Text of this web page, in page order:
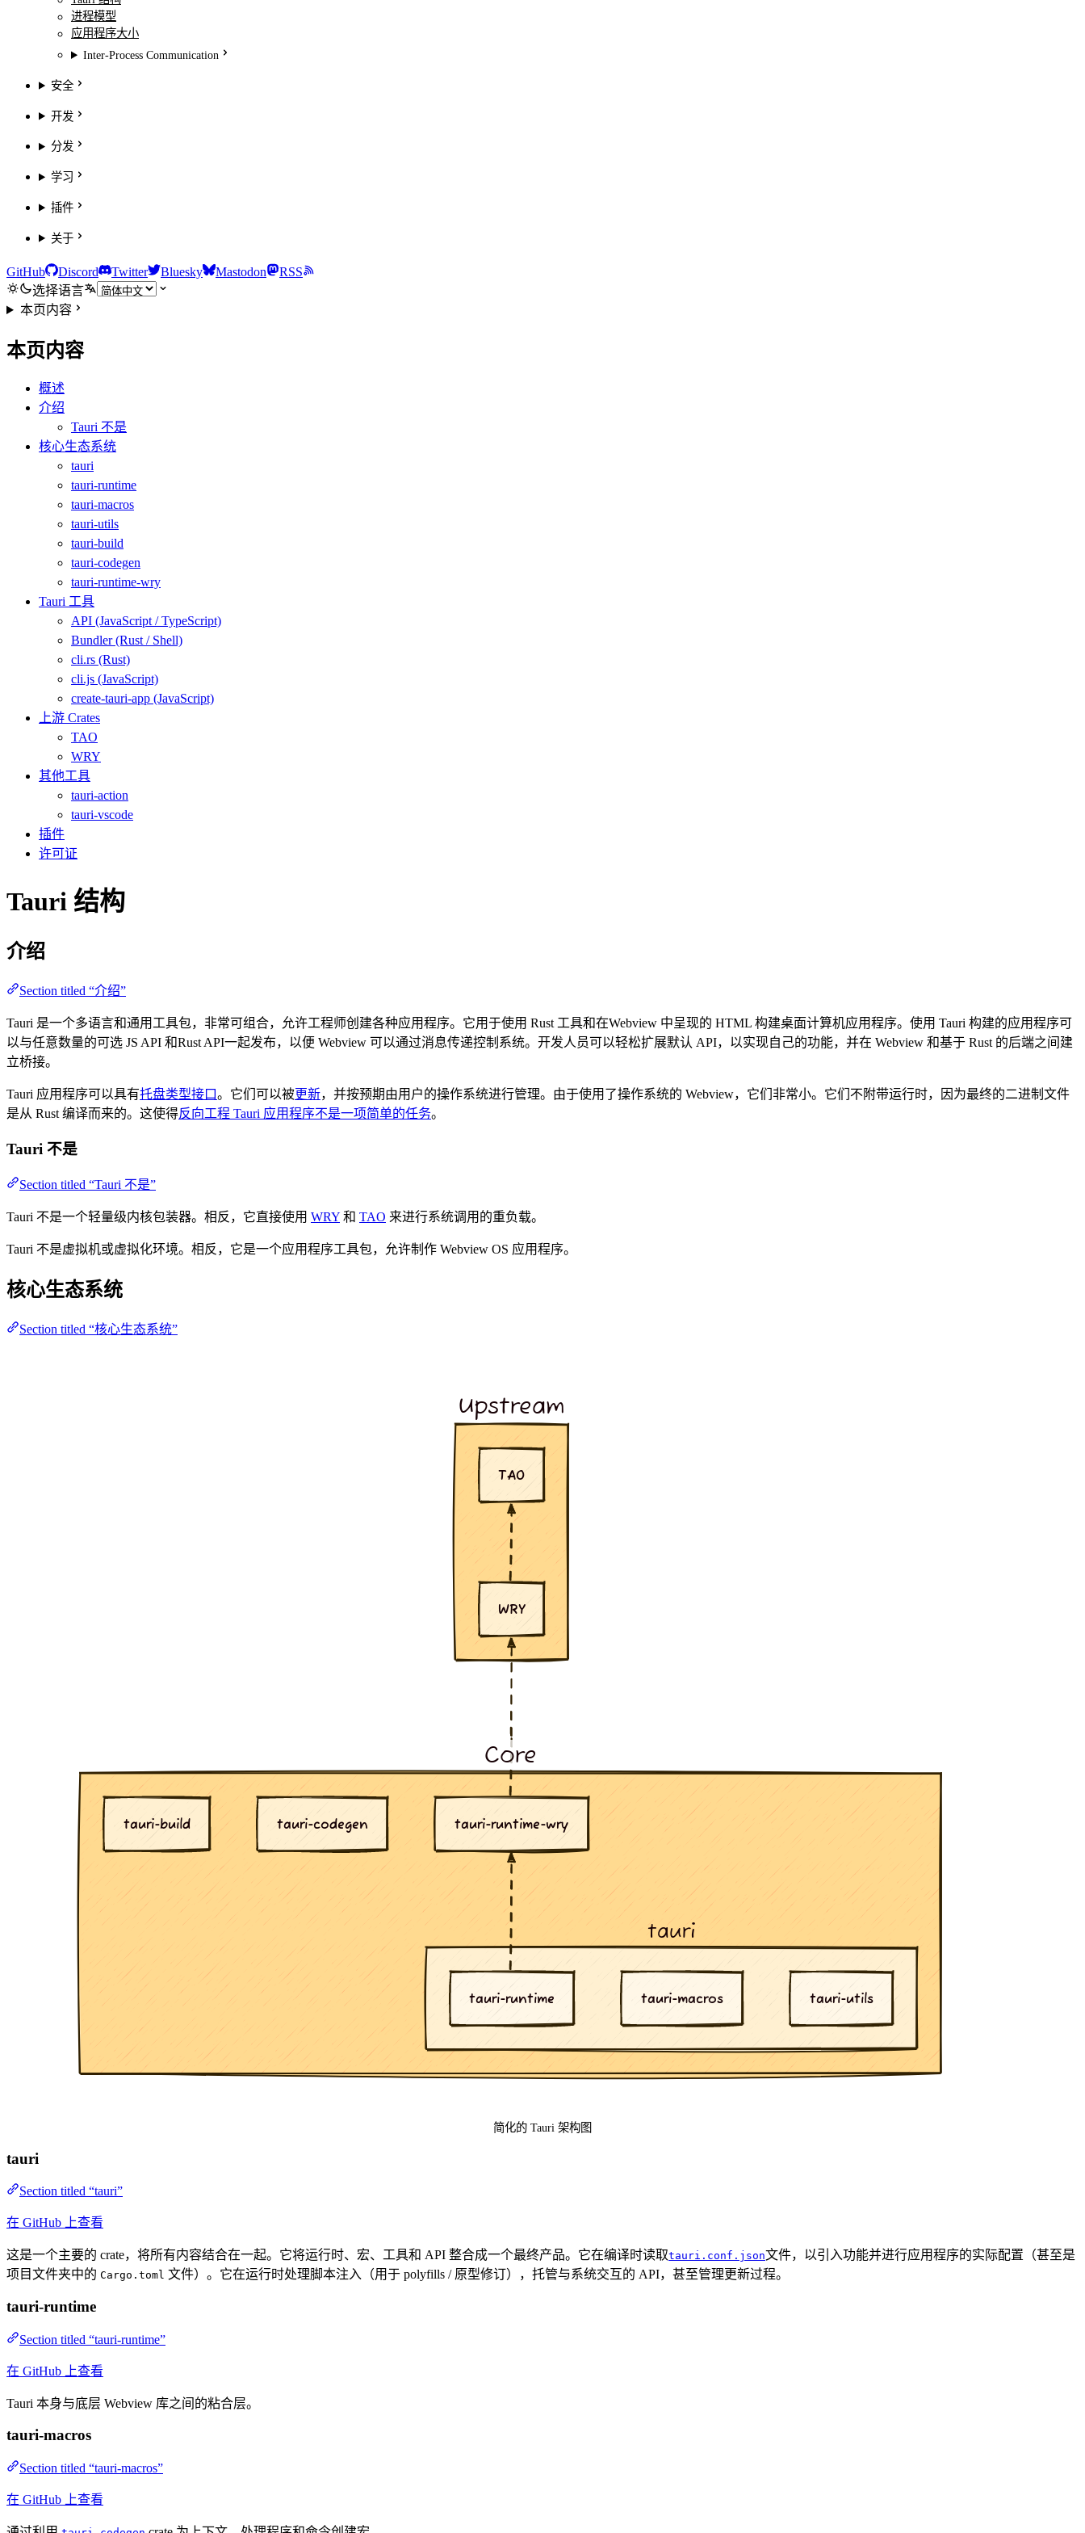
进程模型
应用程序大小
Inter-Process Communication
安全
开发
分发
学习
插件
关于
GitHub Discord Twitter Bluesky Mastodon
RSS
选择语言
本页内容
本页内容
概述
介绍
Tauri 不是
核心生态系统
tauri
tauri-runtime
tauri-macros
tauri-utils
tauri-build
tauri-codegen
tauri-runtime-wry
Tauri 工具
API (JavaScript / TypeScript)
Bundler (Rust / Shell)
cli.rs (Rust)
cli.js (JavaScript)
create-tauri-app (JavaScript)
上游 Crates
TAO
WRY
其他工具
tauri-action
tauri-vscode
插件
许可证
Tauri 结构
介绍
Section titled “介绍”
Tauri 是一个多语言和通用工具包，非常可组合，允许工程师创建各种应用程序。它用于使用 Rust 工具和在Webview 中呈现的 HTML 构建桌面计算机应用程序。使用 Tauri 构建的应用程序可
以与任意数量的可选 JS API 和Rust API一起发布，以便 Webview 可以通过消息传递控制系统。开发人员可以轻松扩展默认 API，以实现自己的功能，并在 Webview 和基于 Rust 的后端之间建
立桥接。
Tauri 应用程序可以具有托盘类型接口。它们可以被更新，并按预期由用户的操作系统进行管理。由于使用了操作系统的 Webview，它们非常小。它们不附带运行时，因为最终的二进制文件
是从 Rust 编译而来的。这使得反向工程 Tauri 应用程序不是一项简单的任务。
Tauri 不是
Section titled “Tauri 不是”
Tauri 不是一个轻量级内核包装器。相反，它直接使用 WRY 和 TAO 来进行系统调用的重负载。
Tauri 不是虚拟机或虚拟化环境。相反，它是一个应用程序工具包，允许制作 Webview OS 应用程序。
核心生态系统
Section titled “核心生态系统”
简化的 Tauri 架构图
tauri
Section titled “tauri”
在 GitHub 上查看
这是一个主要的 crate，将所有内容结合在一起。它将运行时、宏、工具和 API 整合成一个最终产品。它在编译时读取tauri.conf.json文件，以引入功能并进行应用程序的实际配置（甚至是
项目文件夹中的 Cargo.toml 文件）。它在运行时处理脚本注入（用于 polyfills / 原型修订），托管与系统交互的 API，甚至管理更新过程。
tauri-runtime
Section titled “tauri-runtime”
在 GitHub 上查看
Tauri 本身与底层 Webview 库之间的粘合层。
tauri-macros
Section titled “tauri-macros”
在 GitHub 上查看